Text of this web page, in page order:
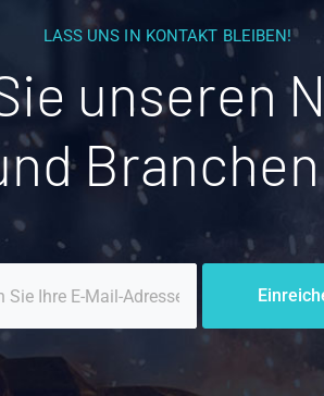
LASS UNS IN KONTAKT BLEIBEN!
unseren